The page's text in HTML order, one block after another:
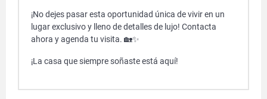
¡No dejes pasar esta oportunidad única de vivir en un
lugar exclusivo y lleno de detalles de lujo! Contacta
ahora y agenda tu visita. 🏡✨
¡La casa que siempre soñaste está aquí!